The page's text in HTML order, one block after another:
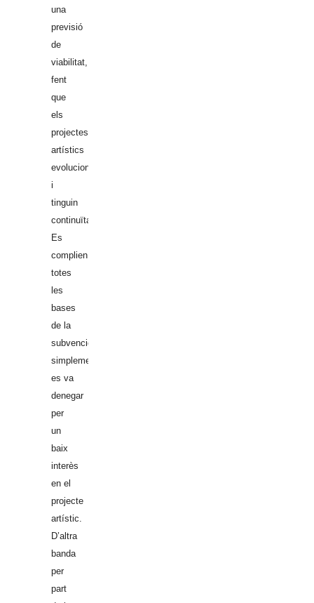
una
previsió
de
viabilitat,
fent
que
els
projectes
artístics
evolucionin
i
tinguin
continuïtat.
Es
complien
totes
les
bases
de la
subvenció,
simplement
es va
denegar
per
un
baix
interès
en el
projecte
artístic.
D’altra
banda
per
part